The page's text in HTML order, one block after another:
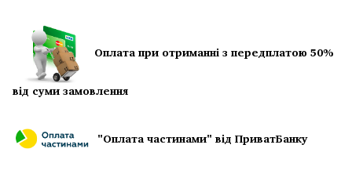
Оплата при отриманні з передплатою 50%
від суми замовлення
"Оплата частинами" від ПриватБанку